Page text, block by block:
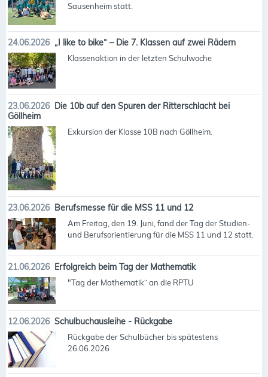
Sausenheim statt.
24.06.2026 „I like to bike“ – Die 7. Klassen auf zwei Rädern
Klassenaktion in der letzten Schulwoche
23.06.2026 Die 10b auf den Spuren der Ritterschlacht bei
Göllheim
Exkursion der Klasse 10B nach Göllheim.
23.06.2026 Berufsmesse für die MSS 11 und 12
Am Freitag, den 19. Juni, fand der Tag der Studien-
und Berufsorientierung für die MSS 11 und 12 statt.
21.06.2026 Erfolgreich beim Tag der Mathematik
"Tag der Mathematik“ an die RPTU
12.06.2026 Schulbuchausleihe - Rückgabe
Rückgabe der Schulbücher bis spätestens
26.06.2026